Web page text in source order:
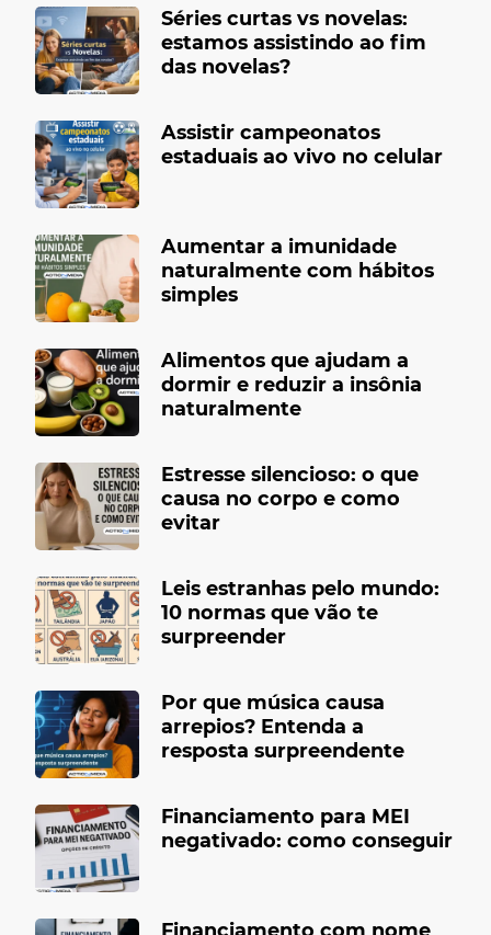
Séries curtas vs novelas:
estamos assistindo ao fim
das novelas?
Assistir campeonatos
estaduais ao vivo no celular
Aumentar a imunidade
naturalmente com hábitos
simples
Alimentos que ajudam a
dormir e reduzir a insônia
naturalmente
Estresse silencioso: o que
causa no corpo e como
evitar
Leis estranhas pelo mundo:
10 normas que vão te
surpreender
Por que música causa
arrepios? Entenda a
resposta surpreendente
Financiamento para MEI
negativado: como conseguir
Financiamento com nome